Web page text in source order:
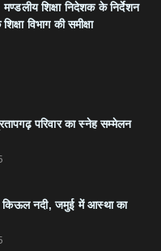
शिक्षा निदेशक के निर्देशन
विभाग की समीक्षा
परिवार का स्नेह सम्मेलन
किऊल नदी, जमुई में आस्था का